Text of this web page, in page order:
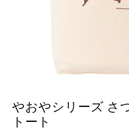
やおやシリーズ
トート